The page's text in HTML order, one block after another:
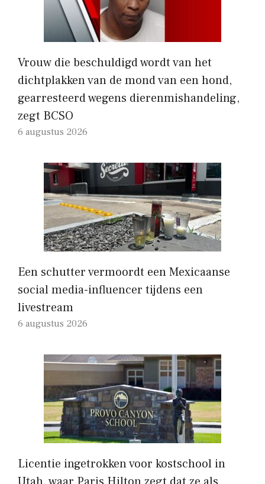
Vrouw die beschuldigd wordt van het
dichtplakken van de mond van een hond,
gearresteerd wegens dierenmishandeling,
zegt BCSO
6 augustus 2026
Een schutter vermoordt een Mexicaanse
social media-influencer tijdens een
livestream
6 augustus 2026
Licentie ingetrokken voor kostschool in